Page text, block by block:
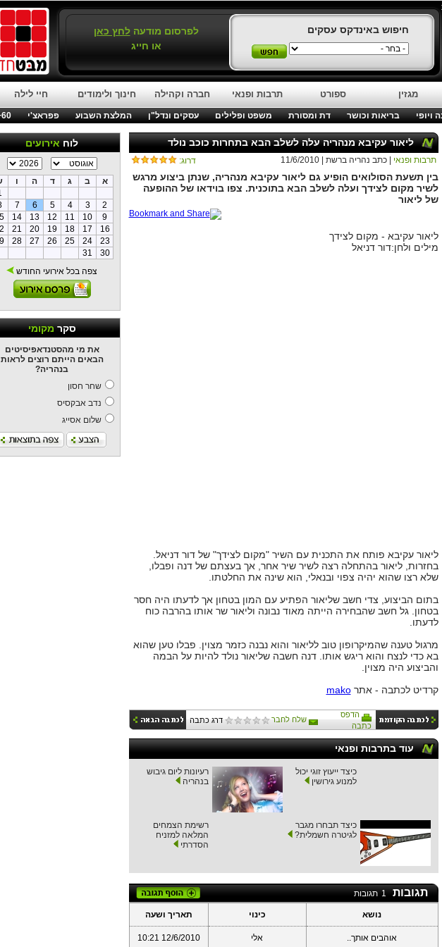
חיפוש באינדקס עסקים לפרסום מודעהלחץ כאן
או חייג
מגזין ספורט תרבות ופנאי חברה וקהילה חינוך ולימודים חיי לילה
ויופי בריאות וכושר דת ומסורת משפט ופלילים עסקים ונדל"ן המלצת השבוע פפראצ'י
60+
לוחאירועים
א ב ג ד ה ו
2
3
4
5
6
7
9
10
11
12
13
14
16
17
18
19
20
21
23
24
25
26
27
28
30
31
צפה בכל אירועי החודש
סקרמקומי
את מי מהסטנדאפיסיטים
הבאים הייתם רוצים לראות
בנהריה?
שחר חסון
נדב אבקסיס
שלום אסייג
ליאור עקיבא מנהריה עלה לשלב הבא בתחרות כוכב נולד
דרוג: תרבות ופנאי | כתב נהריה ברשת | 11/6/2010
בין תשעת הסולואים הופיע גם ליאור עקיבא מנהריה, שנתן ביצוע מרגש
לשיר מקום לצידך ועלה לשלב הבא בתוכנית. צפו בוידאו של ההופעה
של ליאור
ליאור עקיבא - מקום לצידך
מילים ולחן:דור דניאל
ליאור עקיבא פותח את התכנית עם השיר "מקום לצידך" של דור דניאל.
בחזרות, ליאור בהתחלה רצה לשיר שיר אחר, אך בעצתם של דנה ופבלו,
שלא רצו שהוא יהיה צפוי ובנאלי, הוא שינה את החלטתו.
בתום הביצוע, צדי חשב שליאור הפתיע עם המון בטחון אך לדעתו היה חסר
בטחון. גל חשב שהבחירה הייתה מאוד נבונה וליאור שר אותו בהרבה כוח
לדעתו.
מרגול טענה שהמיקרופון טוב לליאור והוא נבנה כזמר מצוין. פבלו טען שהוא
בא כדי לנצח והוא ריגש אותו. דנה חשבה שליאור נולד להיות על הבמה
והביצוע היה מצוין.
קרדיט לכתבה - אתרmako
הדפס
כתבה
שלח לחבר דרג כתבה
עוד בתרבות ופנאי
כיצד ייעוץ זוגי יכול
למנוע גירושין
רעיונות ליום גיבוש
בנהריה
כיצד תבחרו מגבר
לגיטרה חשמלית?
רשימת הצמחים
המלאה למזניח
הסדרתי
תגובות 1 תגובות
נושא כינוי תאריך ושעה
אוהבים אותך.. אלי 12/6/2010 10:21